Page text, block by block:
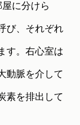
に分けら
び、それぞれ
す。右心室は
動脈を介して
素を排出して